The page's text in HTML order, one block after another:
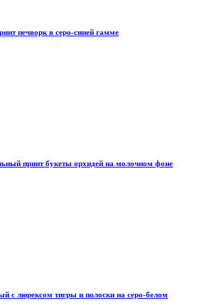
печворк в серо-синей гамме
принт букеты орхидей на молочном фоне
с люрексом тигры и полоски на серо-белом